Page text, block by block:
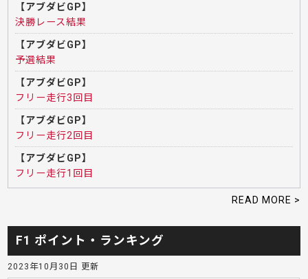
【アブダビGP】
決勝レース結果
【アブダビGP】
予選結果
【アブダビGP】
フリー走行3回目
【アブダビGP】
フリー走行2回目
【アブダビGP】
フリー走行1回目
READ MORE >
F1 ポイント・ランキング
2023年10月30日 更新